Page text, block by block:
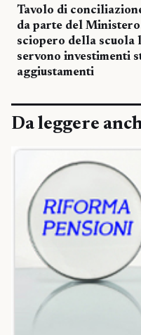
Tavolo di
da parte del
sciopero della scuola
servono investimenti
aggiustamenti
Da leggere